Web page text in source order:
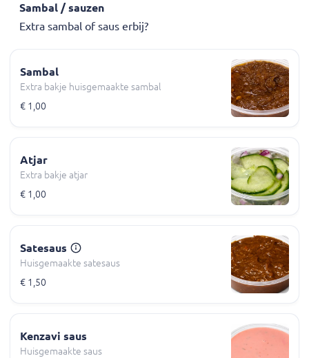
Sambal / sauzen
Extra sambal of saus erbij?
Sambal
Extra bakje huisgemaakte sambal
€ 1,00
Atjar
Extra bakje atjar
€ 1,00
Satesaus
Huisgemaakte satesaus
€ 1,50
Kenzavi saus
Huisgemaakte saus